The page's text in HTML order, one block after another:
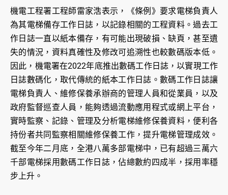
機電工程署工程師雷家浩表示，《條例》要求電梯負責人
為其電梯備存工作日誌，以記錄相關的工程資料。過去工
作日誌一直以紙本備存，有可能出現破損、缺頁，甚至遺
失的情況，資料真確性及修改可追溯性也較數碼版本低。
因此，機電署在2022年底推出數碼工作日誌，以實現工作
日誌數碼化，取代傳統的紙本工作日誌。數碼工作日誌讓
電梯負責人、維修保養承辦商的管理人員和從業員，以及
政府監督巡查人員，能夠透過流動應用程式或網上平台，
實時監察、記錄、管理及分析電梯維修保養資料，便利各
持份者共同監察相關維修保養工作，提升電梯管理成效。
截至今年二月底，全港八萬多部電梯中，已有超過三萬六
千部電梯採用數碼工作日誌，佔總數約四成半，採用率穩
步上升。